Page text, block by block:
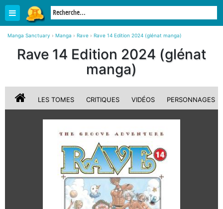
Manga Sanctuary › Manga › Rave › Rave 14 Edition 2024 (glénat manga)
Rave 14 Edition 2024 (glénat
manga)
LES TOMES CRITIQUES VIDÉOS PERSONNAGES